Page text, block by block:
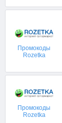
Промокоды
Rozetka
Промокоды
Rozetka